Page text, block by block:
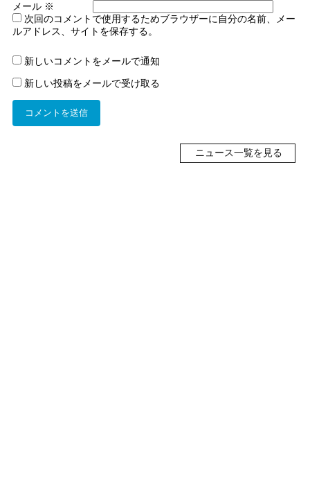
メール ※
次回のコメントで使用するためブラウザーに自分の名前、メー
ルアドレス、サイトを保存する。
新しいコメントをメールで通知
新しい投稿をメールで受け取る
ニュース一覧を見る